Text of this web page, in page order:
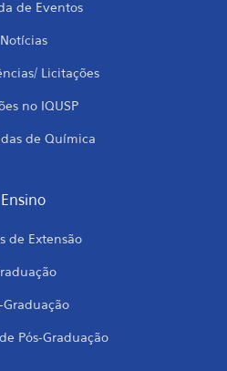
de Eventos
Notícias
Licitações
no IQUSP
de Química
Ensino
de Extensão
Graduação
Pós-Graduação